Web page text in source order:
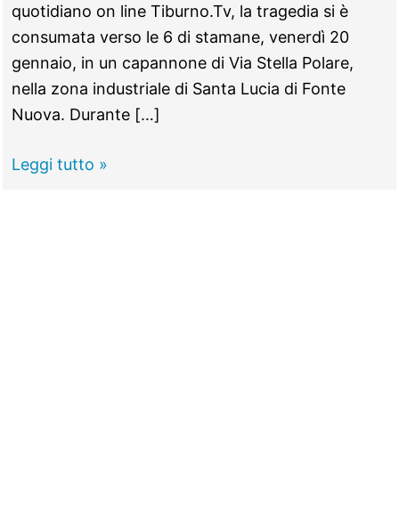
quotidiano on line Tiburno.Tv, la tragedia si è
consumata verso le 6 di stamane, venerdì 20
gennaio, in un capannone di Via Stella Polare,
nella zona industriale di Santa Lucia di Fonte
Nuova. Durante […]
FONTE
Leggi tutto »